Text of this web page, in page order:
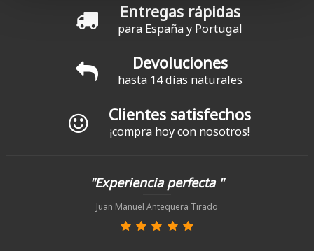
Entregas rápidas
para España y Portugal
Devoluciones
hasta 14 días naturales
Clientes satisfechos
¡compra hoy con nosotros!
"Experiencia perfecta "
Juan Manuel Antequera Tirado